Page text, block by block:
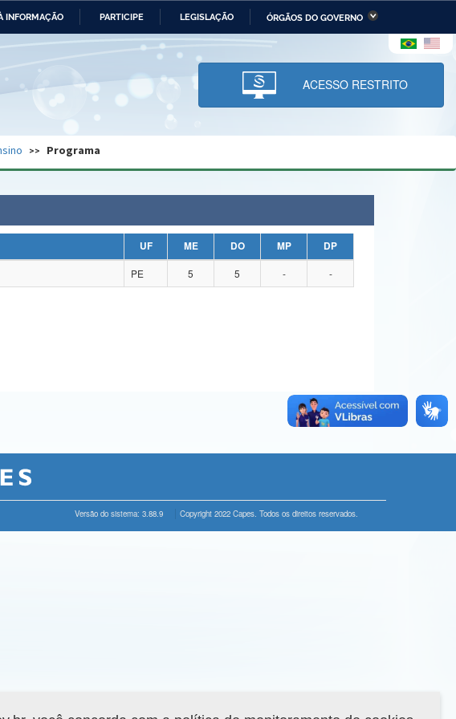
INFORMAÇÃO PARTICIPE LEGISLAÇÃO ÓRGÃOS DO GOVERNO
Ministério da Economia Ministério da Infraestrutura
Ministério da Ciência,
Tecnologia, Inovações e
Comunicações
e dos Direitos Humanos
Planalto
ACESSO RESTRITO
Programa
UF ME DO MP
DP
PE 5 5 - -
Versão do sistema: 3.88.9 Copyright 2022 Capes. Todos os direitos reservados.